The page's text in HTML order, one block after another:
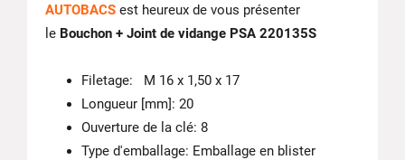
AUTOBACS est heureux de vous présenter
le Bouchon + Joint de vidange PSA 220135S
Filetage: M 16 x 1,50 x 17
Longueur [mm]: 20
Ouverture de la clé: 8
Type d'emballage: Emballage en blister